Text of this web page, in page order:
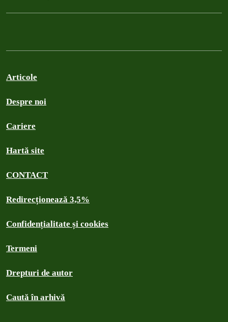
Articole
Despre noi
Cariere
Hartă site
CONTACT
Redirecționează 3,5%
Confidențialitate și cookies
Termeni
Drepturi de autor
Caută în arhivă